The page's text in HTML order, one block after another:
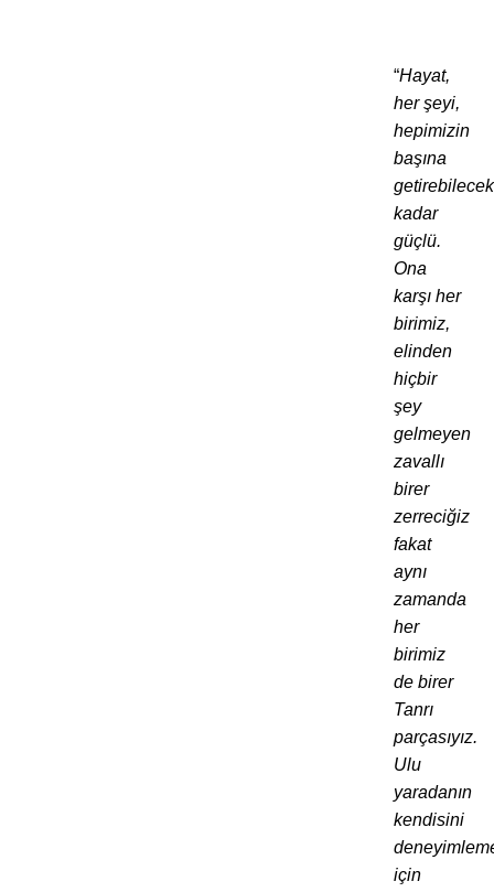
“Hayat,
her şeyi,
hepimizin
başına
getirebilecek
kadar
güçlü.
Ona
karşı her
birimiz,
elinden
hiçbir
şey
gelmeyen
zavallı
birer
zerreciğiz
fakat
aynı
zamanda
her
birimiz
de birer
Tanrı
parçasıyız.
Ulu
yaradanın
kendisini
için